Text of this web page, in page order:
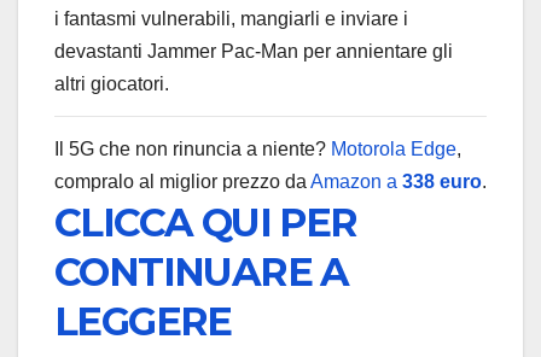
i fantasmi vulnerabili, mangiarli e inviare i
devastanti Jammer Pac-Man per annientare gli
altri giocatori.
Il 5G che non rinuncia a niente? Motorola Edge,
compralo al miglior prezzo da Amazon a 338 euro.
CLICCA QUI PER
CONTINUARE A
LEGGERE